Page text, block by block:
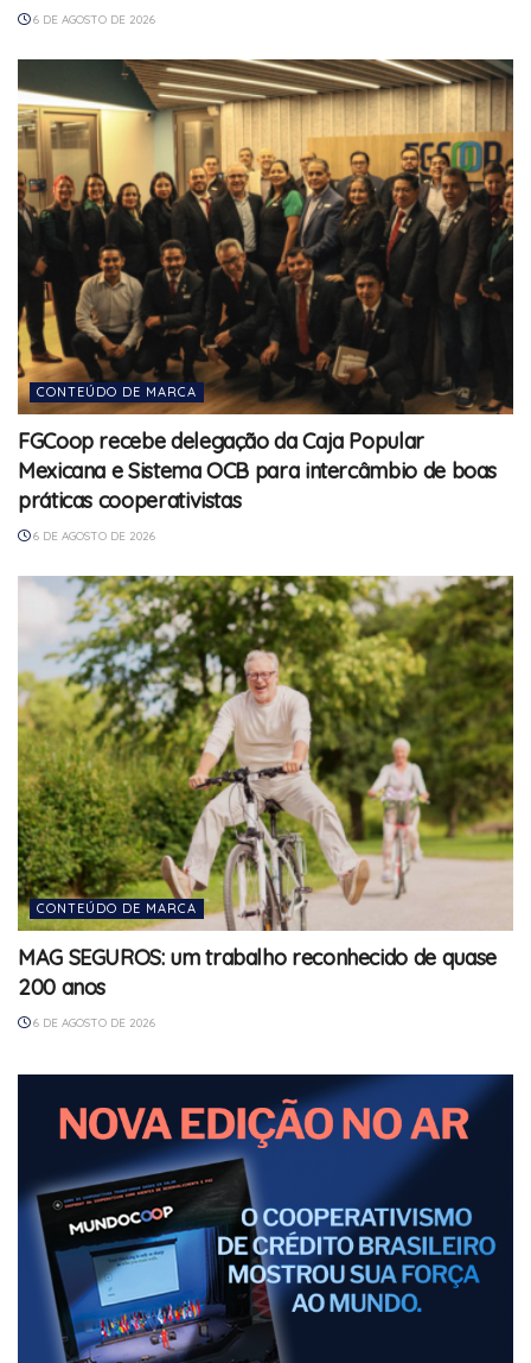
6 DE AGOSTO DE 2026
CONTEÚDO DE MARCA
FGCoop recebe delegação da Caja Popular
Mexicana e Sistema OCB para intercâmbio de boas
práticas cooperativistas
6 DE AGOSTO DE 2026
CONTEÚDO DE MARCA
MAG SEGUROS: um trabalho reconhecido de quase
200 anos
6 DE AGOSTO DE 2026